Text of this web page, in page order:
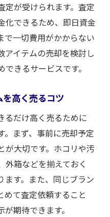
定が受けられます。査定
化できるため、即日資金
で一切費用がかからない
アイテムの売却を検討し
きるサービスです。
高く売るコツ
るだけ高く売るために
。まず、事前に売却予定
が大切です。ホコリや汚
外箱などを揃えておく
ます。また、同じブラン
めて査定依頼すること
期待できます。